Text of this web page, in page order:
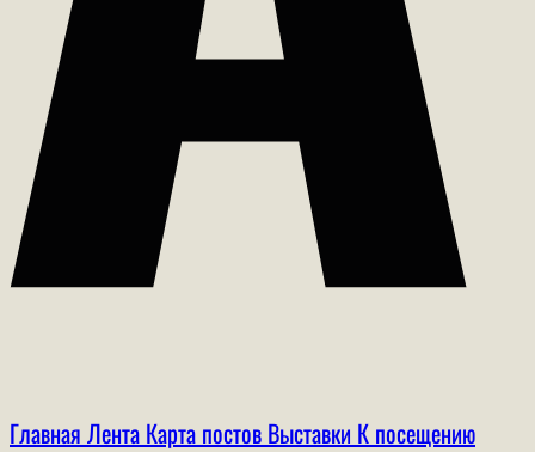
Главная Лента Карта постов Выставки К посещению